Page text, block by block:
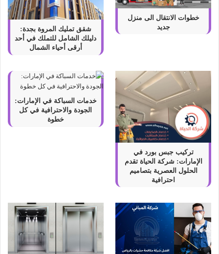
خطوات الانتقال الى منزل
جديد
شقق تمليك المروة بجدة:
دليلك الشامل للتملك في أحد
أرقى أحياء الشمال
تركيب جبس بورد في
الإمارات: شركة الحياة تقدم
الحلول العصرية بتصاميم
احترافية
خدمات السباكة في الإمارات:
الجودة والاحترافية في كل
خطوة